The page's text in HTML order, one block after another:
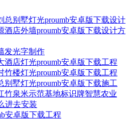
总别墅灯光proumb安卓版下载设计
酒店外墙proumb安卓版下载设计方
发光字制作
酒店灯光proumb安卓版下载工程
竹楼灯光proumb安卓版下载工程
别墅灯光proumb安卓版下载施工
竹泉米示范基地标识牌智慧农业
进去安装
安卓版下载工程